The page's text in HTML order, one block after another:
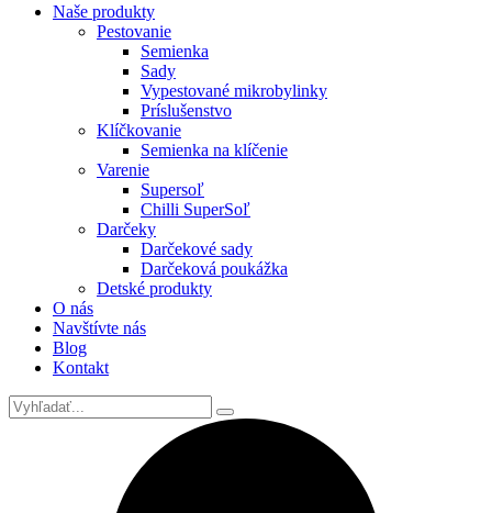
Naše produkty
Pestovanie
Semienka
Sady
Vypestované mikrobylinky
Príslušenstvo
Klíčkovanie
Semienka na klíčenie
Varenie
Supersoľ
Chilli SuperSoľ
Darčeky
Darčekové sady
Darčeková poukážka
Detské produkty
O nás
Navštívte nás
Blog
Kontakt